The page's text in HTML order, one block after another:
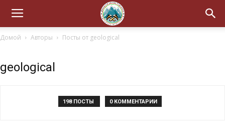
Домой Авторы Посты от geological
geological
198 ПОСТЫ 0 КОММЕНТАРИИ